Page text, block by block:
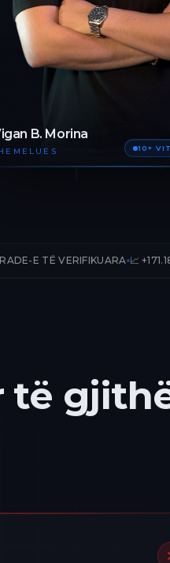
B. Morina
10+
📈 +171.18% PnL
të